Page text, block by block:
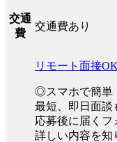
交通
費
交通費あり
リモート面接OK
◎スマホで簡単
最短、即日面談
応募後に届くフ
詳しい内容を知